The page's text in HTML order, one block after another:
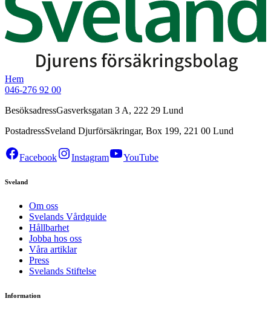
Hem
046-276 92 00
BesöksadressGasverksgatan 3 A, 222 29 Lund
PostadressSveland Djurförsäkringar, Box 199, 221 00 Lund
Facebook Instagram YouTube
Sveland
Om oss
Svelands Vårdguide
Hållbarhet
Jobba hos oss
Våra artiklar
Press
Svelands Stiftelse
Information